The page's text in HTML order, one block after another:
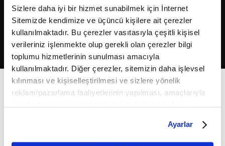
Sizlere daha iyi bir hizmet sunabilmek için İnternet
Sitemizde kendimize ve üçüncü kişilere ait çerezler
kullanılmaktadır. Bu çerezler vasıtasıyla çeşitli kişisel
verileriniz işlenmekte olup gerekli olan çerezler bilgi
toplumu hizmetlerinin sunulması amacıyla
kullanılmaktadır. Diğer çerezler, sitemizin daha işlevsel
kılınması ve kişiselleştirilmesi ve sizlere yönelik
reklam/pazarlama faaliyetlerinin yapılması, amaçlarıyla
belirleyebilirsiniz. Çerezlere ilişkin detaylı bilgi için
Ayarlar butonuna tıklayabilir,Çerez Bilgilendirme
Ayarlar
2026Fikriyat. Tüm hakları saklıdır.